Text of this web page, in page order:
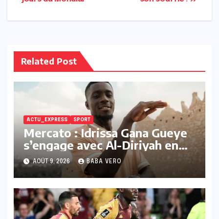
Related Post
ACTU_EXPRESS SPORT
Mercato : Idrissa Gana Gueye
s’engage avec Al-Diriyah en
Arabie saoudite
AOÛT 9, 2026 BABA VERO